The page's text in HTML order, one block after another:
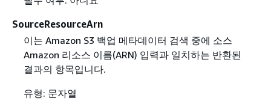
SourceResourceArn
이는 Amazon S3 백업 메타데이터 검색 중에 소스
Amazon 리소스 이름(ARN) 입력과 일치하는 반환된
결과의 항목입니다.
유형: 문자열